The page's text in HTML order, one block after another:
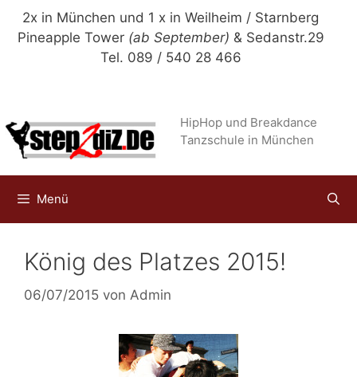
Zum
Inhalt
2x in München und 1 x in Weilheim / Starnberg
Pineapple Tower (ab September) & Sedanstr.29
Tel. 089 / 540 28 466
HipHop und Breakdance
Tanzschule in München
Menü
König des Platzes 2015!
06/07/2015 von Admin